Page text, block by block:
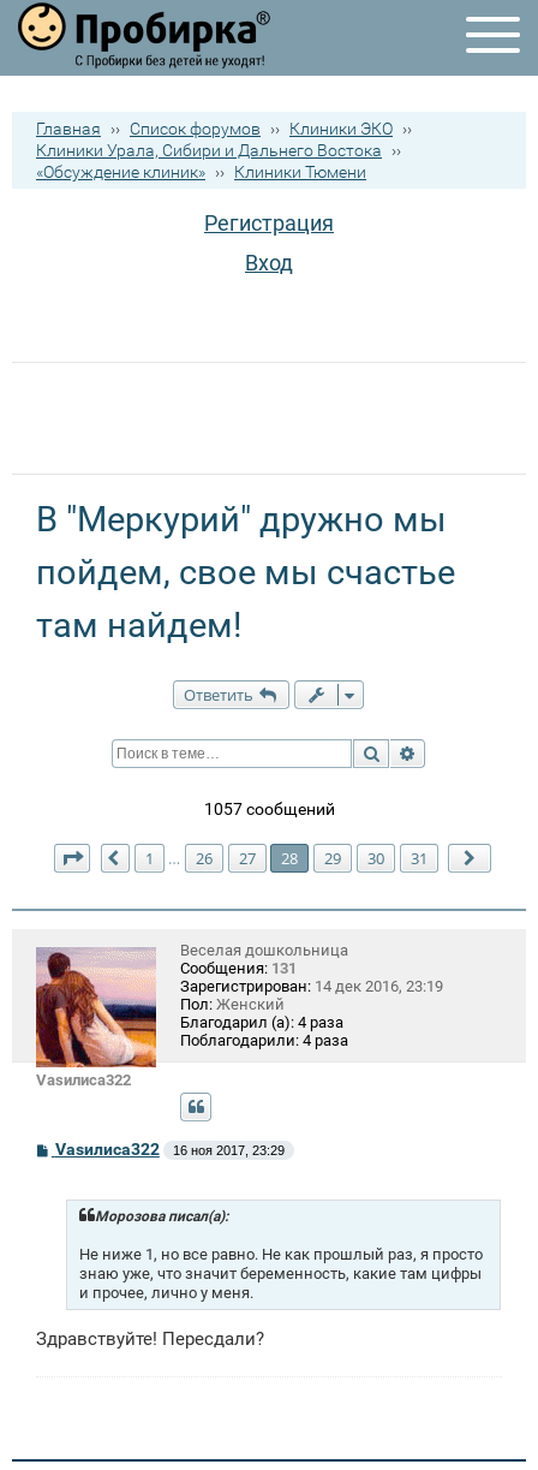
Главная ›› Список форумов ›› Клиники ЭКО ››
Клиники Урала, Сибири и Дальнего Востока
››
«Обсуждение клиник» ›› Клиники Тюмени
Регистрация
Вход
В "Меркурий" дружно мы
пойдем, свое мы счастье
там найдем!
Ответить
Поиск
1057 сообщений
Страница 28 из31
Пред.
1 … 26 27 28 29 30 31
Vasилиса322
Веселая дошкольница
Сообщения: 131
Зарегистрирован: 14 дек 2016, 23:19
Пол: Женский
Благодарил (а): 4 раза
Поблагодарили: 4 раза
СVasилиса322 16 ноя 2017, 23:29
Морозова писал(а):
Не ниже 1, но все равно. Не как прошлый раз, я просто
знаю уже, что значит беременность, какие там цифры
и прочее, лично у меня.
Здравствуйте! Пересдали?